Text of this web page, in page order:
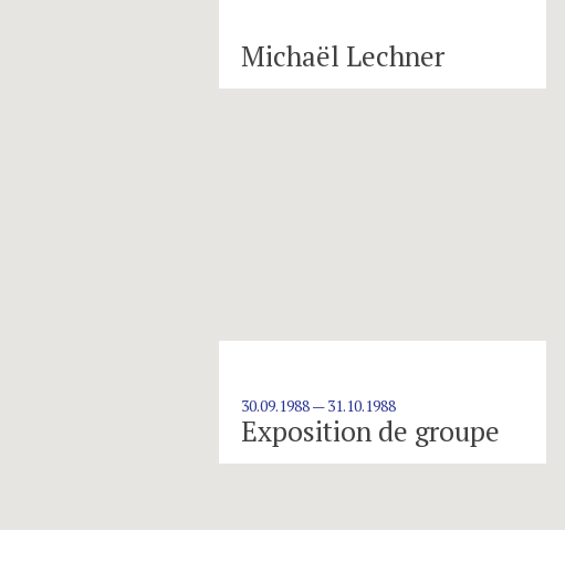
Michaël Lechner
30.09.1988 — 31.10.1988
Exposition de groupe